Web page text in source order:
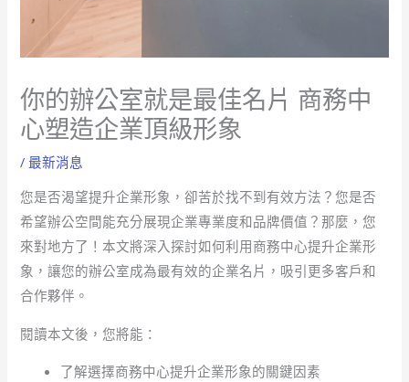
你的辦公室就是最佳名片 商務中
心塑造企業頂級形象
/最新消息
您是否渴望提升企業形象，卻苦於找不到有效方法？您是否
希望辦公空間能充分展現企業專業度和品牌價值？那麼，您
來對地方了！本文將深入探討如何利用商務中心提升企業形
象，讓您的辦公室成為最有效的企業名片，吸引更多客戶和
合作夥伴。
閱讀本文後，您將能：
了解選擇商務中心提升企業形象的關鍵因素